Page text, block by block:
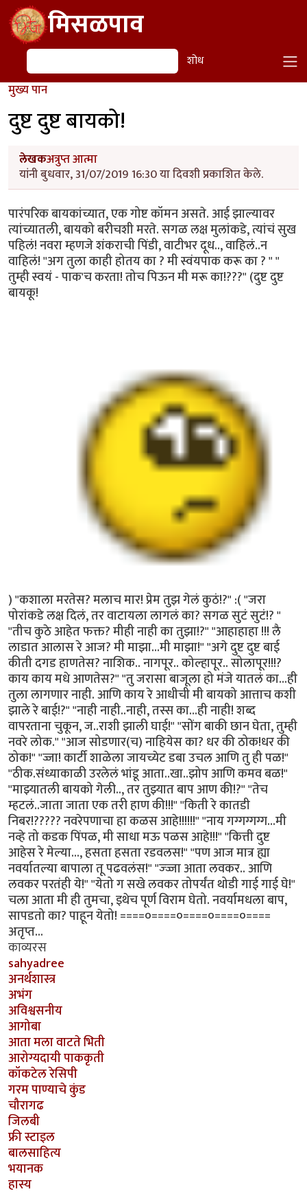
Skip to main contentमिसळपाव
शोध शोध
मुख्य पान
दुष्ट दुष्ट बायको!
लेखकअत्रुप्त आत्मा
यांनी बुधवार, 31/07/2019 16:30 या दिवशी प्रकाशित केले.
पारंपरिक बायकांच्यात, एक गोष्ट कॉमन असते. आई झाल्यावर
त्यांच्यातली, बायको बरीचशी मरते. सगळ लक्ष मुलांकडे, त्यांचं सुख
पहिलं! नवरा म्हणजे शंकराची पिंडी, वाटीभर दूध.., वाहिलं..न
वाहिलं! ''अग तुला काही होतय का ? मी स्वंयपाक करू का ? " "
तुम्ही स्वयं - पाक'च करता! तोच पिऊन मी मरू का!???" (दुष्ट दुष्ट
बायकू!
) "कशाला मरतेस? मलाच मार! प्रेम तुझ गेलं कुठं!?" :( "जरा
पोरांकडे लक्ष दिलं, तर वाटायला लागलं का? सगळ सुटं सुटं!? "
"तीच कुठे आहेत फक्त? मीही नाही का तुझा!?" "आहाहाहा !!! लै
लाडात आलास रे आज? मी माझा...मी माझा!" "अगे दुष्ट दुष्ट बाई
कीती दगड हाणतेस? नाशिक.. नागपूर.. कोल्हापूर.. सोलापूर!!!?
काय काय मधे आणतेस?" "तु जरासा बाजूला हो मंजे यातलं का...ही
तुला लागणार नाही. आणि काय रे आधीची मी बायको आत्ताच कशी
झाले रे बाई!?" "नाही नाही..नाही, तस्स का...ही नाही! शब्द
वापरताना चुकून, ज..राशी झाली घाई!" "सोंग बाकी छान घेता, तुम्ही
नवरे लोक." "आज सोडणार(च) नाहियेस का? धर की ठोक!धर की
ठोक!" "ज्जा! कार्टी शाळेला जायच्येट डबा उचल आणि तु ही पळ!"
"ठीक.संध्याकाळी उरलेलं भांडू आता..खा..झोप आणि कमव बळ!"
"माझ्यातली बायको गेली.., तर तुझ्यात बाप आण की!?" "तेच
म्हटलं..जाता जाता एक तरी हाण की!!!" "किती रे कातडी
निबर!????? नवरेपणाचा हा कळस आहे!!!!!!" "नाय गग्गग्गग्ग...मी
नव्हे तो कडक पिंपळ, मी साधा मऊ पळस आहे!!!" "कित्ती दुष्ट
आहेस रे मेल्या..., हसता हसता रडवलस!" "पण आज मात्र ह्या
नवर्यातल्या बापाला तू पढवलंस!" "ज्ज्जा आता लवकर.. आणि
लवकर परतंही ये!" "येतो ग सखे लवकर तोपर्यंत थोडी गाई गाई घे!"
चला आता मी ही तुमचा, इथेच पूर्ण विराम घेतो. नवर्यामधला बाप,
सापडतो का? पाहून येतो! ====०====०====०====०====
अतृप्त...
काव्यरस
sahyadree
अनर्थशास्त्र
अभंग
अविश्वसनीय
आगोबा
आता मला वाटते भिती
आरोग्यदायी पाककृती
कॉकटेल रेसिपी
गरम पाण्याचे कुंड
चौरागढ
जिलबी
फ्री स्टाइल
बालसाहित्य
भयानक
हास्य